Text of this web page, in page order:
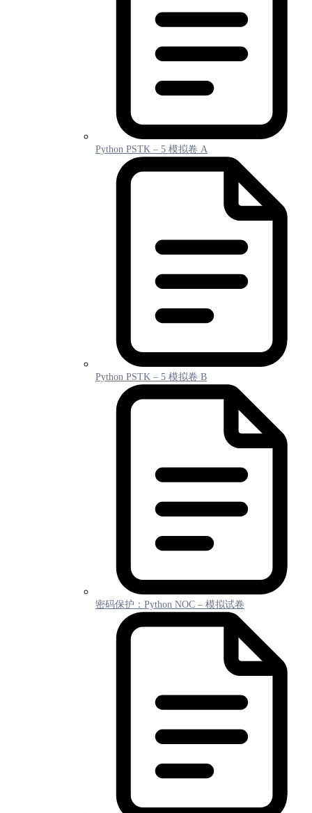
Python PSTK – 5 模拟卷 A
Python PSTK – 5 模拟卷 B
密码保护：Python NOC – 模拟试卷